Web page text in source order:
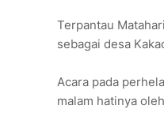
Terpantau
sebagai desa
Acara pada
malam hatinya